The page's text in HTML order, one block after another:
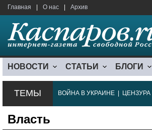
Главная О нас Архив
НОВОСТИ СТАТЬИ БЛОГИ
ТЕМЫ ВОЙНА В УКРАИНЕ ЦЕНЗУРА
Власть